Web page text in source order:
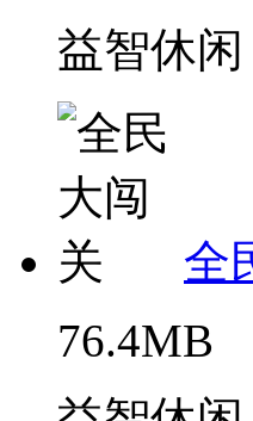
益智休闲
全
76.4MB